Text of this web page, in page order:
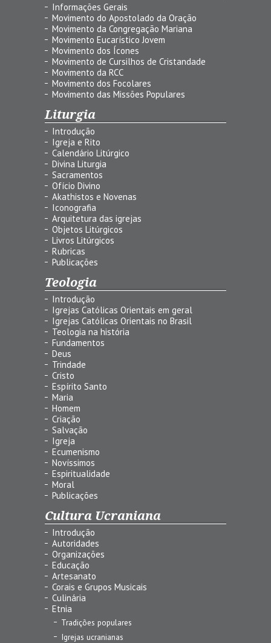
Informações Gerais
Movimento do Apostolado da Oração
Movimento da Congregação Mariana
Movimento Eucarístico Jovem
Movimento dos Ícones
Movimento de Cursilhos de Cristandade
Movimento da RCC
Movimento dos Focolares
Movimento das Missões Populares
Liturgia
Introdução
Igreja e Rito
Calendário Litúrgico
Divina Liturgia
Sacramentos
Ofício Divino
Akathistos e Novenas
Iconografia
Arquitetura das igrejas
Objetos Litúrgicos
Livros Litúrgicos
Rubricas
Publicações
Teologia
Introdução
Igrejas Católicas Orientais em geral
Igrejas Católicas Orientais no Brasil
Teologia na história
Fundamentos
Deus
Trindade
Cristo
Espírito Santo
Maria
Homem
Criação
Salvação
Igreja
Ecumenismo
Novíssimos
Espiritualidade
Moral
Publicações
Cultura Ucraniana
Introdução
Autoridades
Organizações
Educação
Artesanato
Corais e Grupos Musicais
Culinária
Etnia
Tradições populares
Igrejas ucranianas